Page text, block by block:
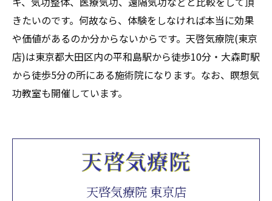
きたいのです。何故なら、体験をしなければ本当に効果
や価値があるのか分からないからです。天啓気療院(東京
店)は東京都大田区内の平和島駅から徒歩10分・大森町駅
から徒歩5分の所にある施術院になります。なお、瞑想気
功教室も開催しています。
天啓気療院 東京店